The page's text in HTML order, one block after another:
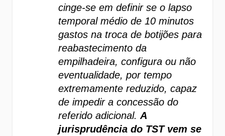
cinge-se em definir se o lapso
temporal médio de 10 minutos
gastos na troca de botijões para
reabastecimento da
empilhadeira, configura ou não
eventualidade, por tempo
extremamente reduzido, capaz
de impedir a concessão do
referido adicional. A
jurisprudência do TST vem se